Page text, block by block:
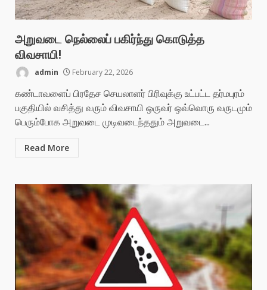
அறுவடை நெல்லைப் பகிர்ந்து கொடுத்த
விவசாயி!
admin February 22, 2026
கண்டாவளைப் பிரதேச செயலாளர் பிரிவுக்கு உட்பட்ட தர்மபுரம்
பகுதியில் வசித்து வரும் விவசாயி ஒருவர் ஒவ்வொரு வருடமும்
பெரும்போக அறுவடை முடிவடைந்ததும் அறுவடை...
Read More